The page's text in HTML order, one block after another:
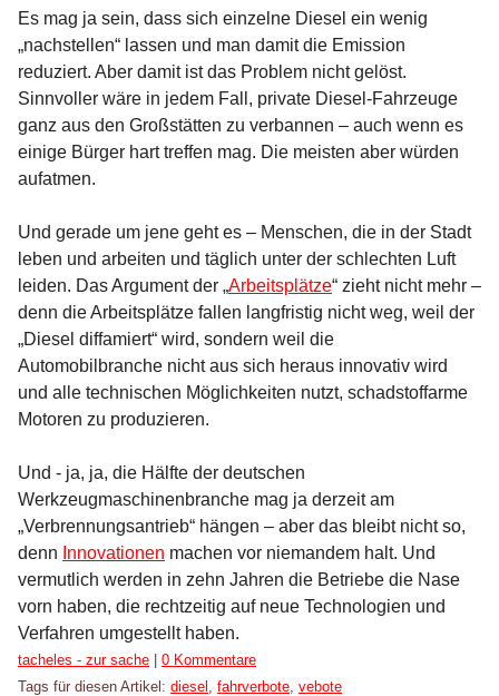
Es mag ja sein, dass sich einzelne Diesel ein wenig
„nachstellen“ lassen und man damit die Emission
reduziert. Aber damit ist das Problem nicht gelöst.
Sinnvoller wäre in jedem Fall, private Diesel-Fahrzeuge
ganz aus den Großstätten zu verbannen – auch wenn es
einige Bürger hart treffen mag. Die meisten aber würden
aufatmen.
Und gerade um jene geht es – Menschen, die in der Stadt
leben und arbeiten und täglich unter der schlechten Luft
leiden. Das Argument der „Arbeitsplätze“ zieht nicht mehr –
denn die Arbeitsplätze fallen langfristig nicht weg, weil der
„Diesel diffamiert“ wird, sondern weil die
Automobilbranche nicht aus sich heraus innovativ wird
und alle technischen Möglichkeiten nutzt, schadstoffarme
Motoren zu produzieren.
Und - ja, ja, die Hälfte der deutschen
Werkzeugmaschinenbranche mag ja derzeit am
„Verbrennungsantrieb“ hängen – aber das bleibt nicht so,
denn Innovationen machen vor niemandem halt. Und
vermutlich werden in zehn Jahren die Betriebe die Nase
vorn haben, die rechtzeitig auf neue Technologien und
Verfahren umgestellt haben.
Kategorien:
tacheles - zur sache | 0 Kommentare
Tags für diesen Artikel: diesel fahrverbote vebote